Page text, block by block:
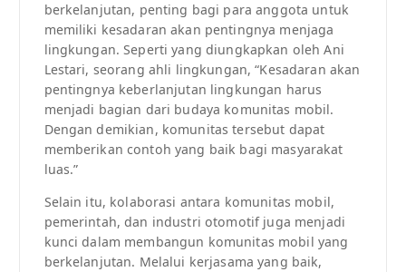
berkelanjutan, penting bagi para anggota untuk
memiliki kesadaran akan pentingnya menjaga
lingkungan. Seperti yang diungkapkan oleh Ani
Lestari, seorang ahli lingkungan, “Kesadaran akan
pentingnya keberlanjutan lingkungan harus
menjadi bagian dari budaya komunitas mobil.
Dengan demikian, komunitas tersebut dapat
memberikan contoh yang baik bagi masyarakat
luas.”
Selain itu, kolaborasi antara komunitas mobil,
pemerintah, dan industri otomotif juga menjadi
kunci dalam membangun komunitas mobil yang
berkelanjutan. Melalui kerjasama yang baik,